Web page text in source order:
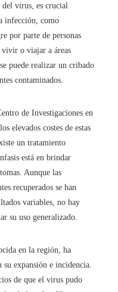
del virus, es crucial
infección, como
por parte de personas
vivir o viajar a áreas
puede realizar un cribado
contaminados.
de Investigaciones en
elevados costes de estas
un tratamiento
está en brindar
Aunque las
recuperados se han
variables, no hay
su uso generalizado.
en la región, ha
expansión e incidencia.
de que el virus pudo